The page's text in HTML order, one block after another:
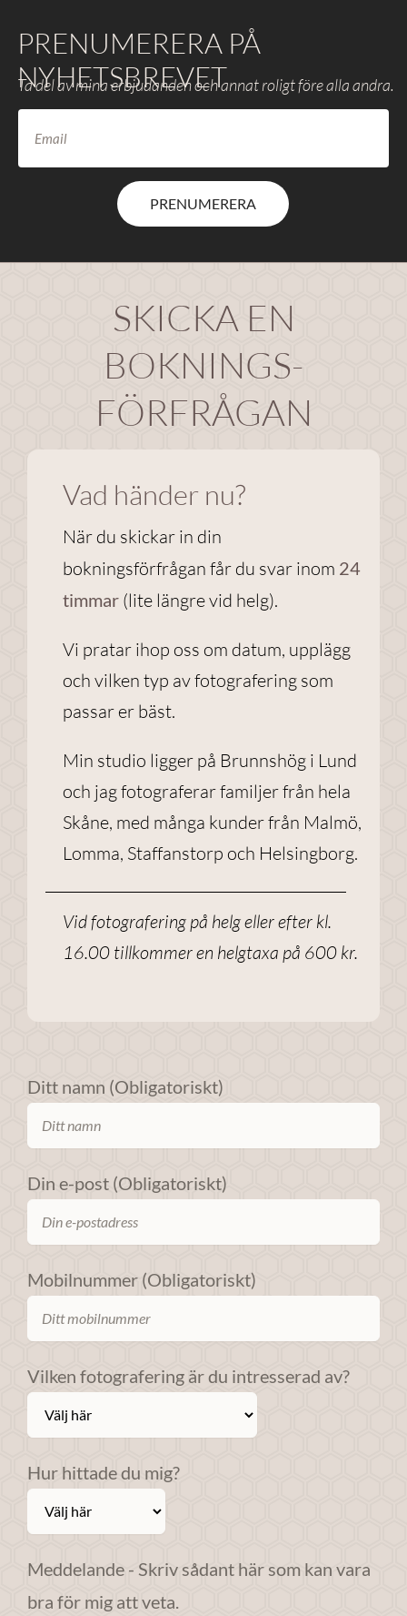
PRENUMERERA PÅ
NYHETSBREVET
Ta del av mina erbjudanden och annat roligt före alla andra.
PRENUMERERA
SKICKA EN
BOKNINGS-
FÖRFRÅGAN
Vad händer nu?
När du skickar in din
bokningsförfrågan får du svar inom 24
timmar(lite längre vid helg).
Vi pratar ihop oss om datum, upplägg
och vilken typ av fotografering som
passar er bäst.
Min studio ligger på Brunnshög i Lund
och jag fotograferar familjer från hela
Skåne, med många kunder från Malmö,
Lomma, Staffanstorp och Helsingborg.
Vid fotografering på helg eller efter kl.
16.00 tillkommer en helgtaxa på 600 kr.
Ditt namn (Obligatoriskt)
Din e-post (Obligatoriskt)
Mobilnummer (Obligatoriskt)
Vilken fotografering är du intresserad av?
Hur hittade du mig?
Meddelande - Skriv sådant här som kan vara
bra för mig att veta.
Dessa
inte att välja
bort. De
över huvud
taget ska
Statistik
För att vi ska
förbättra
webbplatsens
uppbyggnad,
baserat på
Upplevelse
För att
webbplatsen
ska prestera
så bra som
möjligt under
ditt besök.
Om du nekar
cookies
kommer viss
från
Marknadsföring
Genom att dela
med dig av dina
intressen och ditt
beteende när du
surfar ökar du
chansen att få se